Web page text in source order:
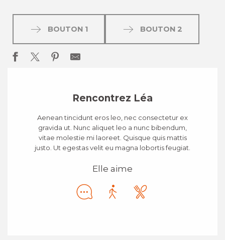
BOUTON 1 BOUTON 2
Rencontrez Léa
Aenean tincidunt eros leo, nec consectetur ex
gravida ut. Nunc aliquet leo a nunc bibendum,
vitae molestie mi laoreet. Quisque quis mattis
justo. Ut egestas velit eu magna lobortis feugiat.
Elle aime